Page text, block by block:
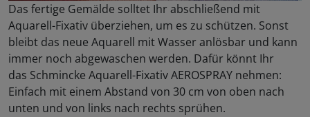
Das fertige Gemälde solltet Ihr abschließend mit
Aquarell-Fixativ überziehen, um es zu schützen. Sonst
bleibt das neue Aquarell mit Wasser anlösbar und kann
immer noch abgewaschen werden. Dafür könnt Ihr
das Schmincke Aquarell-Fixativ AEROSPRAY nehmen:
Einfach mit einem Abstand von 30 cm von oben nach
unten und von links nach rechts sprühen.